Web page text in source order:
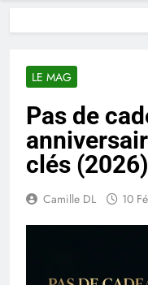
LE MAG
Pas de
clés (2026)
Camille DL 10